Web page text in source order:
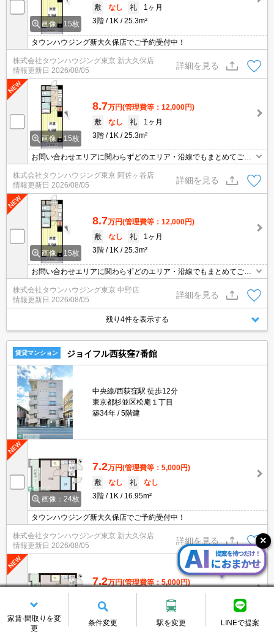
画像：15枚
敷
なし 礼
1ヶ月
3階
1K 25.3m²
タウンハウジング新大久保店でご予約受付中！
株式会社タウンハウジング東京 新大久保店
情報更新日 2026/08/05
詳細を見る
画像：15枚
8.7万円(管理費等：12,000円)
敷
なし 礼
1ヶ月
3階
1K 25.3m²
お問い合わせエリアに関わらずどのエリア・沿線でもまとめてご紹
株式会社タウンハウジング東京 阿佐ヶ谷店
情報更新日 2026/08/05
詳細を見る
画像：15枚
8.7万円(管理費等：12,000円)
敷
なし 礼
1ヶ月
3階
1K 25.3m²
お問い合わせエリアに関わらずどのエリア・沿線でもまとめてご紹
株式会社タウンハウジング東京 中野店
情報更新日 2026/08/05
詳細を見る
残り4件を表示する
賃貸マンション ジョイフル西荻窪7番館
中央線/西荻窪駅 徒歩12分
東京都杉並区松庵１丁目
築34年
5階建
画像：24枚
7.2万円(管理費等：5,000円)
敷
なし 礼
なし
3階
1K 16.95m²
タウンハウジング新大久保店でご予約受付中！
株式会社タウンハウジング東京 新大久保店
情報更新日 2026/08/05
詳細を見る
画像：24枚
7.2万円(管理費等：5,000円)
3階
家賃·間取りを変
更
条件変更 駅を変更 LINEで提案